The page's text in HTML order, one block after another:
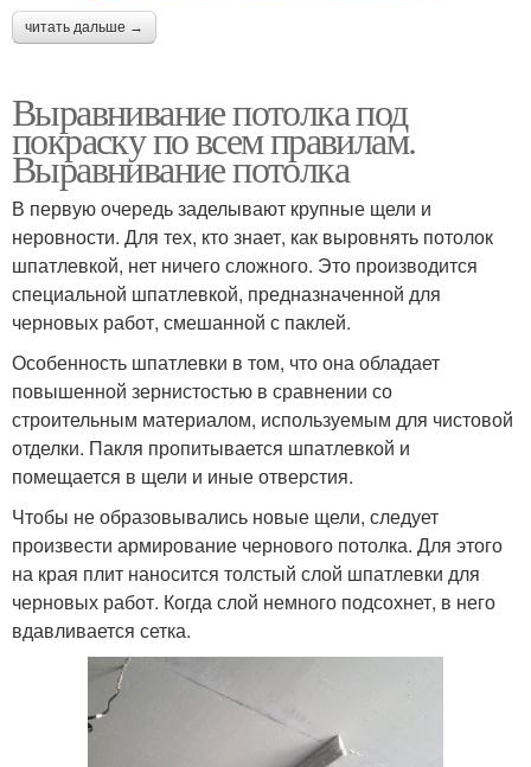
читать дальше →
Выравнивание потолка под
покраску по всем правилам.
Выравнивание потолка
В первую очередь заделывают крупные щели и
неровности. Для тех, кто знает, как выровнять потолок
шпатлевкой, нет ничего сложного. Это производится
специальной шпатлевкой, предназначенной для
черновых работ, смешанной с паклей.
Особенность шпатлевки в том, что она обладает
повышенной зернистостью в сравнении со
строительным материалом, используемым для чистовой
отделки. Пакля пропитывается шпатлевкой и
помещается в щели и иные отверстия.
Чтобы не образовывались новые щели, следует
произвести армирование чернового потолка. Для этого
на края плит наносится толстый слой шпатлевки для
черновых работ. Когда слой немного подсохнет, в него
вдавливается сетка.